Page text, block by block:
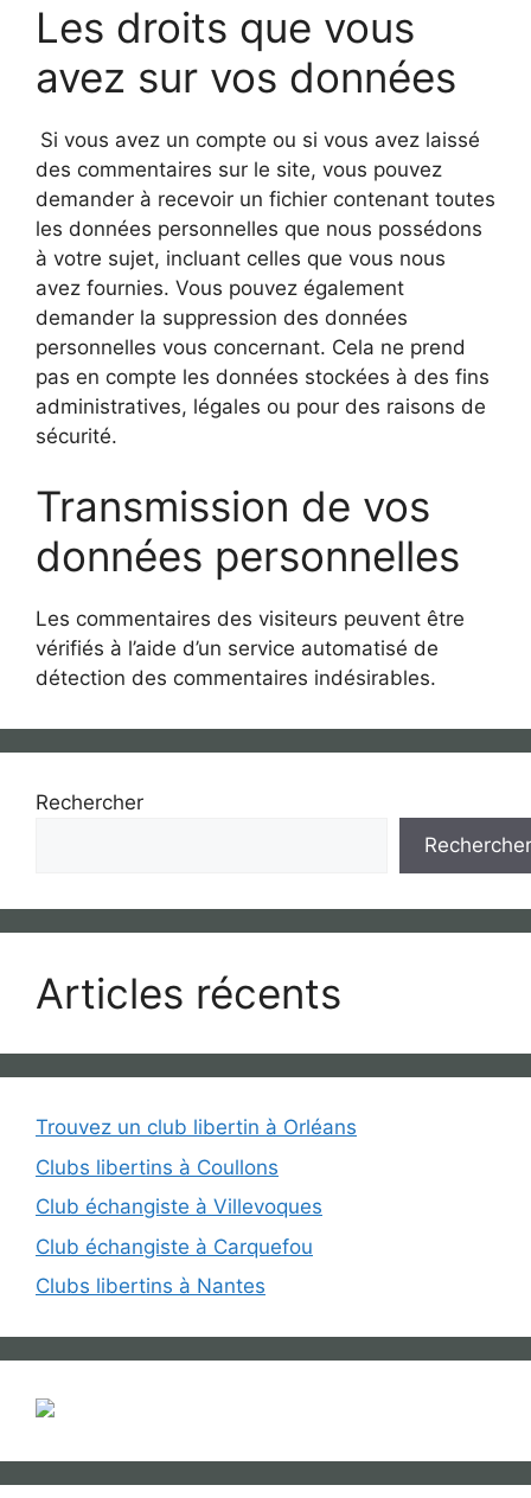
Les droits que vous
avez sur vos données
Si vous avez un compte ou si vous avez laissé
des commentaires sur le site, vous pouvez
demander à recevoir un fichier contenant toutes
les données personnelles que nous possédons
à votre sujet, incluant celles que vous nous
avez fournies. Vous pouvez également
demander la suppression des données
personnelles vous concernant. Cela ne prend
pas en compte les données stockées à des fins
administratives, légales ou pour des raisons de
sécurité.
Transmission de vos
données personnelles
Les commentaires des visiteurs peuvent être
vérifiés à l’aide d’un service automatisé de
détection des commentaires indésirables.
Rechercher
Rechercher
Articles récents
Trouvez un club libertin à Orléans
Clubs libertins à Coullons
Club échangiste à Villevoques
Club échangiste à Carquefou
Clubs libertins à Nantes